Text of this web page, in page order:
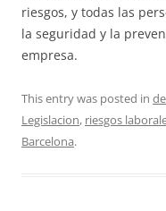
riesgos, y todas las
la seguridad y la
empresa.
This entry was posted in
Legislacion, riesgos
Barcelona.